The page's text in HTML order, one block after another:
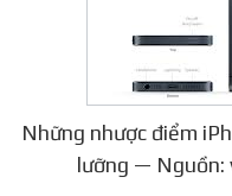
Những nhược điểm
lưỡng —